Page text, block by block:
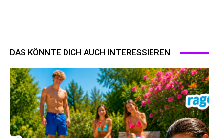
DAS KÖNNTE DICH AUCH INTERESSIEREN